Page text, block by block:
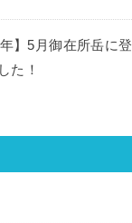
年】5月御在所岳に登
た！